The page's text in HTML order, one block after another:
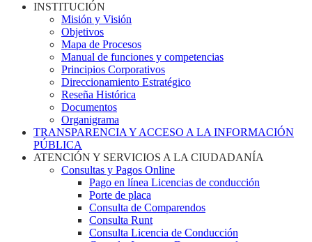
INSTITUCIÓN
Misión y Visión
Objetivos
Mapa de Procesos
Manual de funciones y competencias
Principios Corporativos
Direccionamiento Estratégico
Reseña Histórica
Documentos
Organigrama
TRANSPARENCIA Y ACCESO A LA INFORMACIÓN
PÚBLICA
ATENCIÓN Y SERVICIOS A LA CIUDADANÍA
Consultas y Pagos Online
Pago en línea Licencias de conducción
Porte de placa
Consulta de Comparendos
Consulta Runt
Consulta Licencia de Conducción